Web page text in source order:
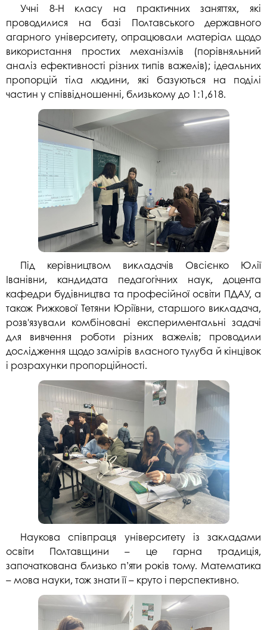
Учні 8-Н класу на практичних заняттях, які
проводилися на базі Полтавського державного
агарного університету, опрацювали матеріал щодо
використання простих механізмів (порівняльний
аналіз ефективності різних типів важелів); ідеальних
пропорцій тіла людини, які базуються на поділі
частин у співвідношенні, близькому до 1:1,618.
Під керівництвом викладачів Овсієнко Юлії
Іванівни, кандидата педагогічних наук, доцента
кафедри будівництва та професійної освіти ПДАУ, а
також Рижкової Тетяни Юріївни, старшого викладача,
розв'язували комбіновані експериментальні задачі
для вивчення роботи різних важелів; проводили
дослідження щодо замірів власного тулуба й кінцівок
і розрахунки пропорційності.
Наукова співпраця університету із закладами
освіти Полтавщини – це гарна традиція,
започаткована близько п’яти років тому. Математика
– мова науки, тож знати її – круто і перспективно.